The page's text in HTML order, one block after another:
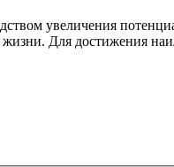
увеличения
Для достижения